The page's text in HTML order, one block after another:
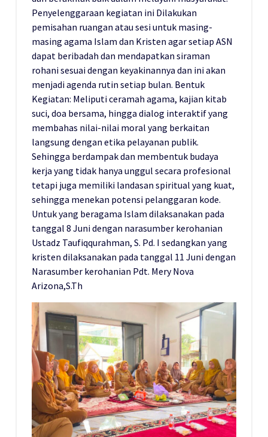
Penyelenggaraan kegiatan ini Dilakukan
pemisahan ruangan atau sesi untuk masing-
masing agama Islam dan Kristen agar setiap ASN
dapat beribadah dan mendapatkan siraman
rohani sesuai dengan keyakinannya dan ini akan
menjadi agenda rutin setiap bulan. Bentuk
Kegiatan: Meliputi ceramah agama, kajian kitab
suci, doa bersama, hingga dialog interaktif yang
membahas nilai-nilai moral yang berkaitan
langsung dengan etika pelayanan publik.
Sehingga berdampak dan membentuk budaya
kerja yang tidak hanya unggul secara profesional
tetapi juga memiliki landasan spiritual yang kuat,
sehingga menekan potensi pelanggaran kode.
Untuk yang beragama Islam dilaksanakan pada
tanggal 8 Juni dengan narasumber kerohanian
Ustadz Taufiqqurahman, S. Pd. I sedangkan yang
kristen dilaksanakan pada tanggal 11 Juni dengan
Narasumber kerohanian Pdt. Mery Nova
Arizona,S.Th